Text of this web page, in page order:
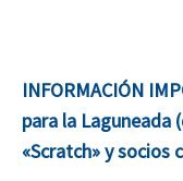
INFORMACIÓN
para la Laguneada
«Scratch» y socios